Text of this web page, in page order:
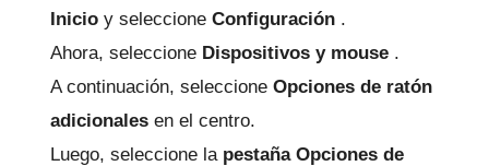
Inicio y seleccione Configuración .
Ahora, seleccione Dispositivos y mouse .
A continuación, seleccione Opciones de ratón
adicionales en el centro.
Luego, seleccione la pestaña Opciones de